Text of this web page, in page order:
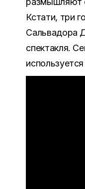
Кстати, три
Сальвадора
спектакля.